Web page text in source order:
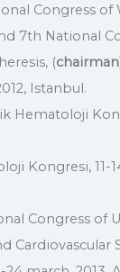
Congress of
7th National
(chairman
Istanbul.
Hematoloji
Kongresi, 11-
Congress of
Cardiovascular